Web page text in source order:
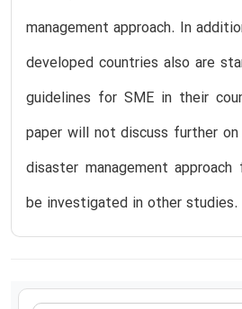
management approach. In
developed countries also are
guidelines for SME in their
paper will not discuss further
disaster management
be investigated in other studies.